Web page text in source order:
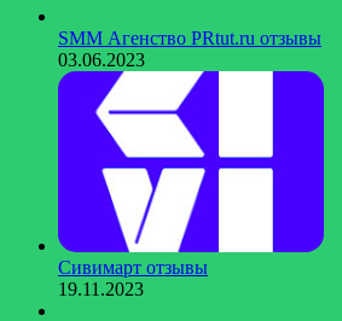
SMM Агенство PRtut.ru отзывы
03.06.2023
Сивимарт отзывы
19.11.2023